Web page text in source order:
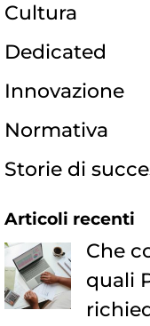
Cultura
Dedicated
Innovazione
Normativa
Storie di
Articoli recenti
Che
quali